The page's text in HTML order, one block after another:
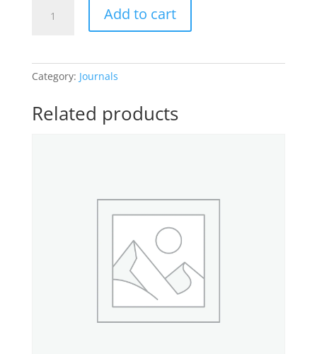
quantity
Add to cart
Category: Journals
Related products